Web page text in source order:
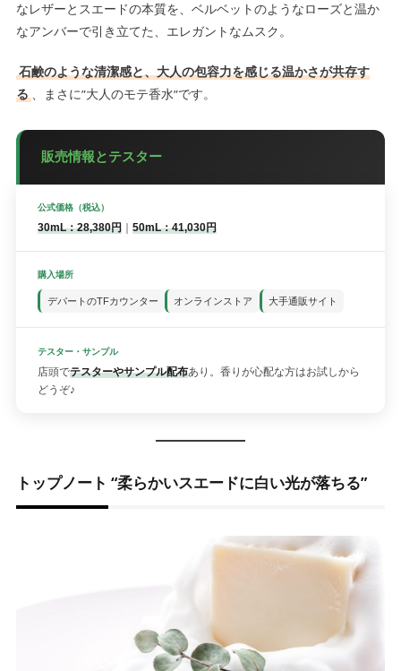
なレザーとスエードの本質を、ベルベットのようなローズと温か
なアンバーで引き立てた、エレガントなムスク。
石鹸のような清潔感と、大人の包容力を感じる温かさが共存す
る、まさに”大人のモテ香水”です。
販売情報とテスター
公式価格（税込）
30mL：28,380円 ｜50mL：41,030円
購入場所
デパートのTFカウンター オンラインストア 大手通販サイト
テスター・サンプル
店頭でテスターやサンプル配布あり。香りが心配な方はお試しから
どうぞ♪
トップノート “柔らかいスエードに白い光が落ちる”